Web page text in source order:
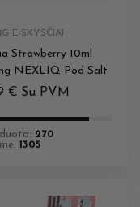
E-SKYSČIAI
Strawberry 10ml
NEXLIQ Pod Salt
€ Su PVM
270
1305